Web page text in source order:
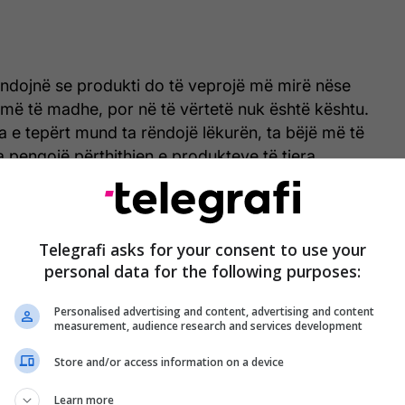
se produkti do të veprojë më mirë nëse
të madhe, por në të vërtetë nuk është kështu.
e tepërt mund ta rëndojë lëkurën, ta bëjë më të
pengojë përthithjen e produkteve të tjera.
të mjaftueshme që produktet të kryejnë
me trupin, është sipërfaqe shumë më e vogël e
ka nevojë të mbingarkohet me produkt. Sasia e
e pastrimit.
Telegrafi asks for your consent to use your
personal data for the following purposes:
Personalised advertising and content, advertising and content
measurement, audience research and services development
Store and/or access information on a device
Learn more